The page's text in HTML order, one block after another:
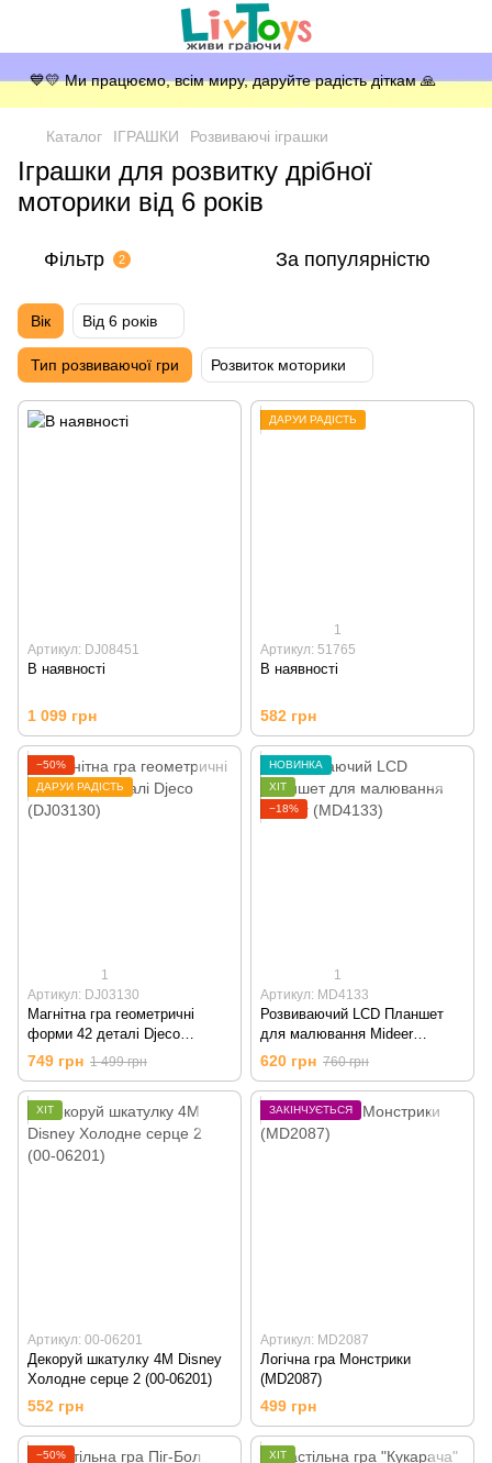
💙💛 Ми працюємо, всім миру, даруйте радість діткам 🙏
Каталог ІГРАШКИ Розвиваючі іграшки
Іграшки для розвитку дрібної
моторики від 6 років
Фільтр 2 За популярністю
Вік Від 6 років
Тип розвиваючої гри Розвиток моторики
Артикул: DJ08451
В наявності
1 099 грн
ДАРУЙ РАДІСТЬ
1
Артикул: 51765
В наявності
582 грн
−50%
ДАРУЙ РАДІСТЬ
1
Артикул: DJ03130
Магнітна гра геометричні
форми 42 деталі Djeco
(DJ03130)
749 грн 1 499 грн
НОВИНКА
ХІТ
−18%
1
Артикул: MD4133
Розвиваючий LCD Планшет
для малювання Mideer
(MD4133)
620 грн 760 грн
ХІТ
Артикул: 00-06201
Декоруй шкатулку 4M Disney
Холодне серце 2 (00-06201)
552 грн
ЗАКІНЧУЄТЬСЯ
Артикул: MD2087
Логічна гра Монстрики
(MD2087)
499 грн
−50%
ХІТ